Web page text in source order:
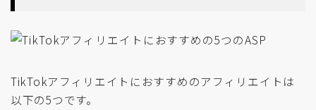
TikTokアフィリエイトにおすすめのアフィリエイトは
以下の5つです。